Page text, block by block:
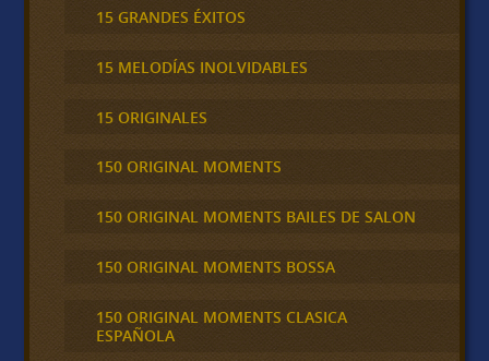
15 GRANDES ÉXITOS
15 MELODÍAS INOLVIDABLES
15 ORIGINALES
150 ORIGINAL MOMENTS
150 ORIGINAL MOMENTS BAILES DE SALON
150 ORIGINAL MOMENTS BOSSA
150 ORIGINAL MOMENTS CLASICA
ESPAÑOLA